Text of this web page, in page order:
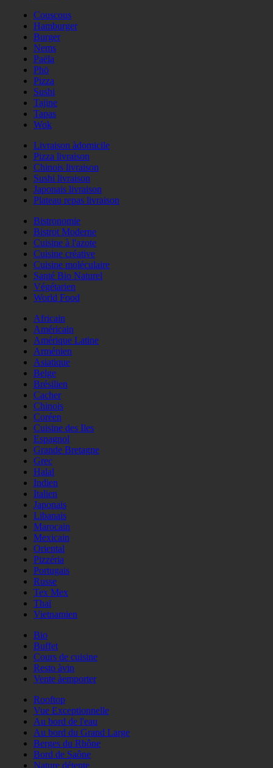
Couscous
Hamburger
Burger
Nems
Paëla
Phö
Pizza
Sushi
Tajine
Tapas
Wok
Livraison àdomicile
Pizza livraison
Chinois livraison
Sushi livraison
Japonais livraison
Plateau repas livraison
Bistronomie
Bistrot Moderne
Cuisine à l'azote
Cuisine créative
Cuisine moléculaire
Santé Bio Naturel
Végétarien
World Food
Africain
Américain
Amérique Latine
Arménien
Asiatique
Belge
Brésilien
Cacher
Chinois
Coréen
Cuisine des Iles
Espagnol
Grande Bretagne
Grec
Halal
Indien
Italien
Japonais
Libanais
Marocain
Mexicain
Oriental
Pizzéria
Portugais
Russe
Tex Mex
Thaï
Vietnamien
Bio
Buffet
Cours de cuisine
Resto àvin
Vente àemporter
Rooftop
Vue Exceptionnelle
Au bord de l'eau
Au bord du Grand Large
Berges du Rhône
Bord de Saône
Nature détente